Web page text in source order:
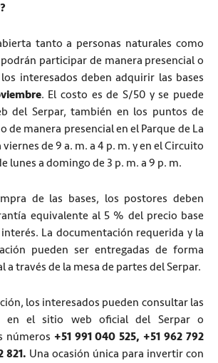
tanto a personas naturales como
participar de manera presencial o
interesados deben adquirir las bases
. El costo es de S/50 y se puede
del Serpar, también en los puntos de
de manera presencial en el Parque de La
de 9 a. m. a 4 p. m. y en el Circuito
lunes a domingo de 3 p. m. a 9 p. m.
de las bases, los postores deben
equivalente al 5 % del precio base
La documentación requerida y la
pueden ser entregadas de forma
a través de la mesa de partes del Serpar.
los interesados pueden consultar las
en el sitio web oficial del Serpar o
números +51 991 040 525, +51 962 792
821. Una ocasión única para invertir con